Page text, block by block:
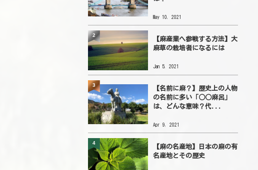
May 10, 2021
【麻産業へ参戦する方法】大
麻草の栽培者になるには
Jan 5, 2021
2
【名前に麻？】歴史上の人物
の名前に多い「○○麻呂」
は、どんな意味？代...
Apr 9, 2021
3
【麻の名産地】日本の麻の有
名産地とその歴史
4